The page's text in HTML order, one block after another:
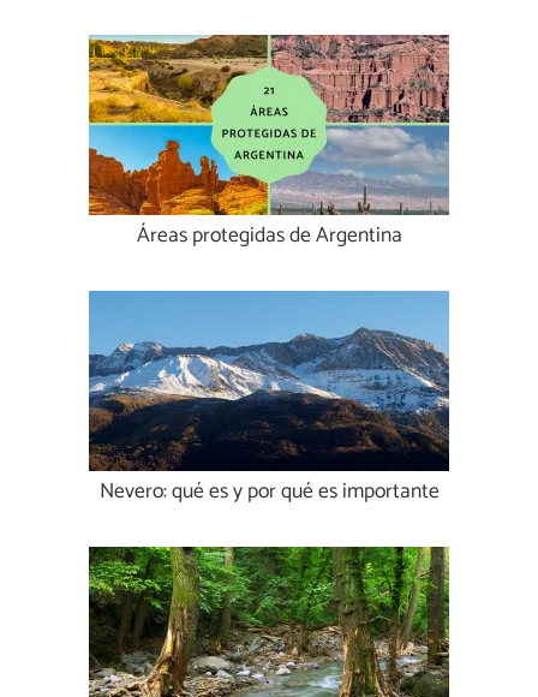
Áreas protegidas de Argentina
Nevero: qué es y por qué es importante